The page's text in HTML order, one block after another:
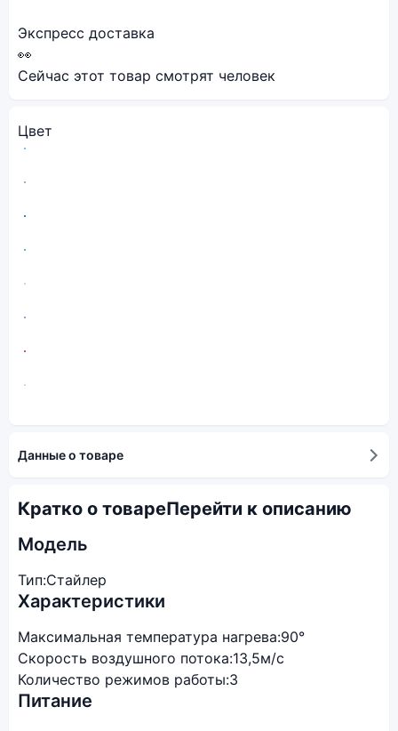
Экспресс доставка
👀
Сейчас этот товар смотрят человек
Цвет
Данные о товаре
Кратко о товареПерейти к описанию
Модель
Тип:Стайлер
Характеристики
Максимальная температура нагрева:90°
Скорость воздушного потока:13,5м/с
Количество режимов работы:3
Питание